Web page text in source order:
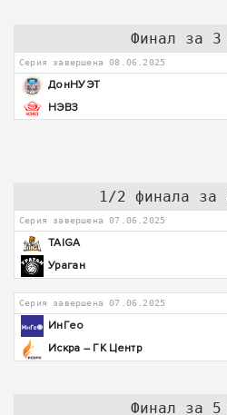
Финал за 3
Серия завершена 08.06.2025
ДонНУЭТ
НЭВЗ
1/2 финала за
Серия завершена 07.06.2025
TAIGA
Ураган
Серия завершена 07.06.2025
ИнГео
Искра – ГК Центр
Финал за 5